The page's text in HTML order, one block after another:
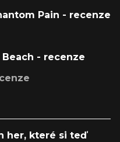
Pain - recenze
- recenze
her, které si teď